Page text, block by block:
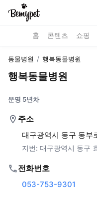
홈 콘텐츠 쇼핑
동물병원 / 행복동물병원
행복동물병원
운영 5년차
주소
대구광역시 동구 동부
지번: 대구광역시 동구
전화번호
053-753-9301